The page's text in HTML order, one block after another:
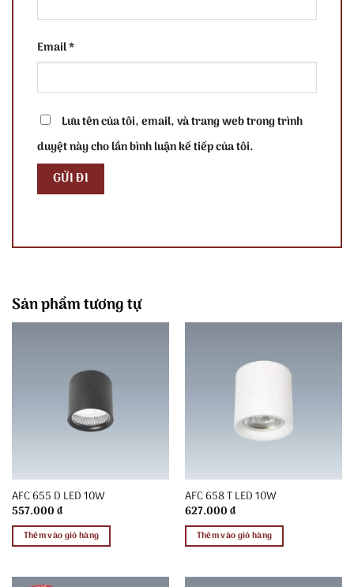
Email*
Lưu tên của tôi, email, và trang web trong trình
duyệt này cho lần bình luận kế tiếp của tôi.
Sản phẩm tương tự
AFC 655 D LED 10W
557.000₫
Thêm vào giỏ hàng
AFC 658 T LED 10W
627.000₫
Thêm vào giỏ hàng